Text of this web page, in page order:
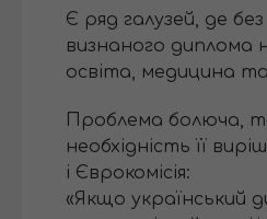
Є ряд галузей, де без
визнаного диплома
освіта, медицина
Проблема болюча,
необхідність її
і Єврокомісія:
«Якщо український